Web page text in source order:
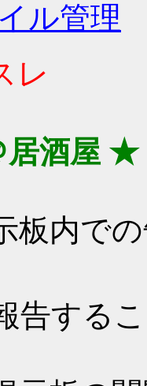
ル管理
レ
居酒屋 ★
板内で
告する